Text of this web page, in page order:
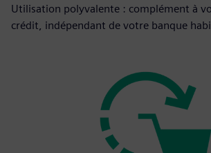
Utilisation polyvalente : complément à
crédit, indépendant de votre banque